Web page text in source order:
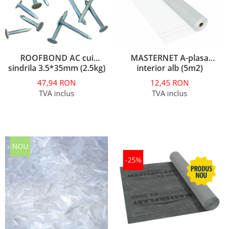
ROOFBOND AC cui
sindrila 3.5*35mm (2.5kg)
47,94 RON
TVA inclus
MASTERNET A-plasa
interior alb (5m2)
12,45 RON
TVA inclus
NOU
-25%